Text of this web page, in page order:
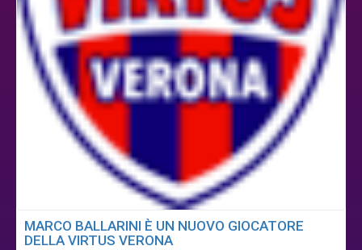
MARCO BALLARINI È UN NUOVO GIOCATORE
DELLA VIRTUS VERONA